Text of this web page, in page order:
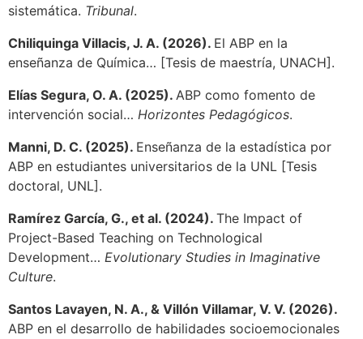
sistemática. Tribunal.
Chiliquinga Villacis, J. A. (2026). El ABP en la
enseñanza de Química… [Tesis de maestría, UNACH].
Elías Segura, O. A. (2025). ABP como fomento de
intervención social… Horizontes Pedagógicos.
Manni, D. C. (2025). Enseñanza de la estadística por
ABP en estudiantes universitarios de la UNL [Tesis
doctoral, UNL].
Ramírez García, G., et al. (2024). The Impact of
Project-Based Teaching on Technological
Development… Evolutionary Studies in Imaginative
Culture.
Santos Lavayen, N. A., & Villón Villamar, V. V. (2026).
ABP en el desarrollo de habilidades socioemocionales